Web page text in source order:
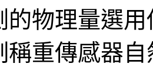
的物理量選
稱重傳感器